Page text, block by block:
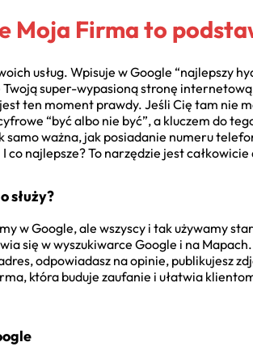
Moja Firma to
usług. Wpisuje w Google “najlepszy
super-wypasioną stronę
ten moment prawdy. Jeśli Cię tam nie
“być albo nie być”, a kluczem do
ważna, jak posiadanie numeru
najlepsze? To narzędzie jest
służy?
w Google, ale wszyscy i tak używamy
się w wyszukiwarce Google i na
odpowiadasz na opinie, publikujesz
która buduje zaufanie i ułatwia